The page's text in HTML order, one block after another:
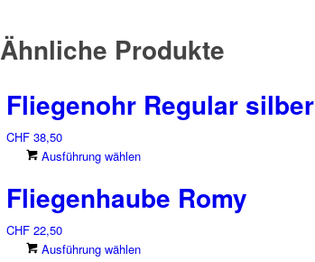
Ähnliche Produkte
Fliegenohr Regular silber
CHF 38,50
Ausführung wählen
weist
mehrere
Fliegenhaube Romy
CHF 22,50
Ausführung wählen